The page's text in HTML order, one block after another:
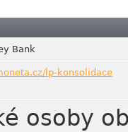
Bank
lp-konsolidace
osoby